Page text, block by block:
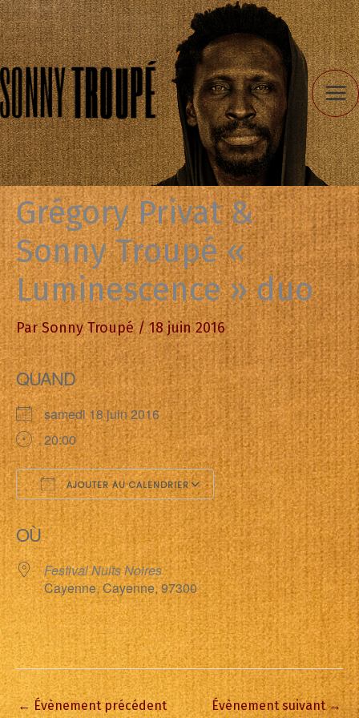
Aller
au
contenu
Grégory Privat &
Sonny Troupé «
Luminescence » duo
ParSonny Troupé/18 juin 2016
QUAND
samedi 18 juin 2016
20:00
AJOUTER AU CALENDRIER
Télécharger ICS Calendrier Google
OÙ
Festival Nuits Noires
Cayenne, Cayenne, 97300
← Évènement précédent Évènement suivant→